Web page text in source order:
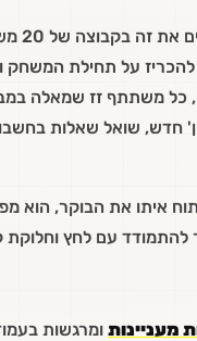
אם
להכריז על תחילת המשחק
כל משתתף זז שמאלה
חדש, שואל שאלות
איתו את הבוקר, הוא
להתמודד עם לחץ
מעניינות ומרגשות